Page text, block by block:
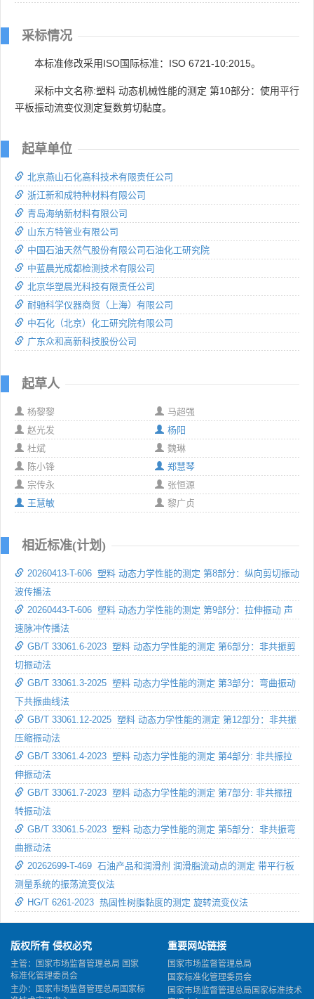
采标情况
本标准修改采用ISO国际标准：ISO 6721-10:2015。
采标中文名称:塑料 动态机械性能的测定 第10部分：使用平行
平板振动流变仪测定复数剪切黏度。
起草单位
北京燕山石化高科技术有限责任公司
浙江新和成特种材料有限公司
青岛海纳新材料有限公司
山东方特管业有限公司
中国石油天然气股份有限公司石油化工研究院
中蓝晨光成都检测技术有限公司
北京华塑晨光科技有限责任公司
耐驰科学仪器商贸（上海）有限公司
中石化（北京）化工研究院有限公司
广东众和高新科技股份公司
起草人
杨黎黎
马超强
赵光发
杨阳
杜斌
魏琳
陈小锋
郑慧琴
宗传永
张恒源
王慧敏
黎广贞
相近标准(计划)
20260413-T-606 塑料 动态力学性能的测定 第8部分：纵向剪切振动
波传播法
20260443-T-606 塑料 动态力学性能的测定 第9部分：拉伸振动 声
速脉冲传播法
GB/T 33061.6-2023 塑料 动态力学性能的测定 第6部分：非共振剪
切振动法
GB/T 33061.3-2025 塑料 动态力学性能的测定 第3部分：弯曲振动
下共振曲线法
GB/T 33061.12-2025 塑料 动态力学性能的测定 第12部分：非共振
压缩振动法
GB/T 33061.4-2023 塑料 动态力学性能的测定 第4部分: 非共振拉
伸振动法
GB/T 33061.7-2023 塑料 动态力学性能的测定 第7部分: 非共振扭
转振动法
GB/T 33061.5-2023 塑料 动态力学性能的测定 第5部分：非共振弯
曲振动法
20262699-T-469 石油产品和润滑剂 润滑脂流动点的测定 带平行板
测量系统的振荡流变仪法
HG/T 6261-2023 热固性树脂黏度的测定 旋转流变仪法
版权所有 侵权必究
主管：国家市场监督管理总局 国家
标准化管理委员会
主办：国家市场监督管理总局国家标
重要网站链接
国家市场监督管理总局
国家标准化管理委员会
国家市场监督管理总局国家标准技术